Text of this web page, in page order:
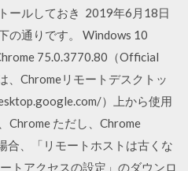
ールしておき 2019年6月18日
の通りです。 Windows 10
75.0.3770.80（Official
、Chromeリモートデスクトッ
）上から使用
Chrome ただし、Chrome
合、「リモートホストは古くな
トアクセスの設定」のダウンロ